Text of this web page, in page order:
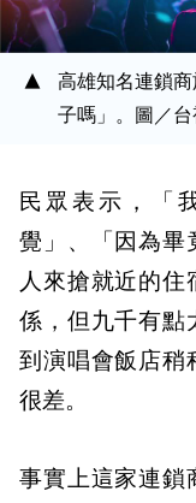
高雄知名連鎖
子嗎」。圖／
民眾表示，「
覺」、「因為畢
人來搶就近的住
係，但九千有點
到演唱會飯店稍
很差。
事實上這家連鎖